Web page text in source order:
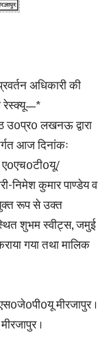
अधिकारी की
रेस्क्यू—*
उ0प्र0 लखनऊ द्वारा
आज दिनांकः
ए0एच0टी0यू/
निमेश कुमार पाण्डेय व
रूप से उक्त
शुभम स्वीट्स, जमुई
गया तथा मालिक
मीरजापुर ।
।